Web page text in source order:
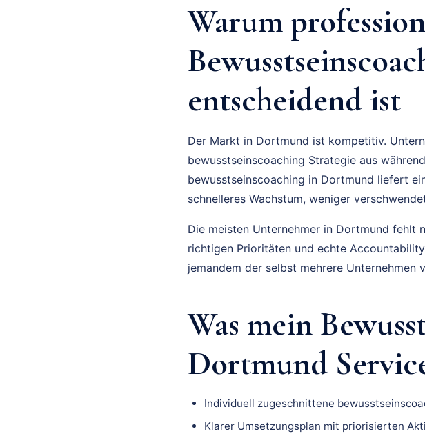
Warum
entscheidend ist
Der Markt in Dortmund ist kompetitiv.
bewusstseinscoaching Strategie aus
bewusstseinscoaching in Dortmund liefert
schnelleres Wachstum, weniger
Die meisten Unternehmer in Dortmund fehlt
richtigen Prioritäten und echte
jemandem der selbst mehrere Unternehmen
Was mein
Dortmund
Individuell zugeschnittene
Klarer Umsetzungsplan mit priorisierten